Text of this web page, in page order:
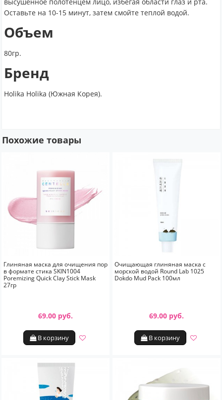
Оставьте на 10-15 минут, затем смойте теплой водой.
Объем
80гр.
Бренд
Holika Holika (Южная Корея).
Похожие товары
Глиняная маска для очищения пор
в формате стика SKIN1004
Poremizing Quick Clay Stick Mask
27гр
69.00 руб.
В корзину
Очищающая глиняная маска с
морской водой Round Lab 1025
Dokdo Mud Pack 100мл
69.00 руб.
В корзину